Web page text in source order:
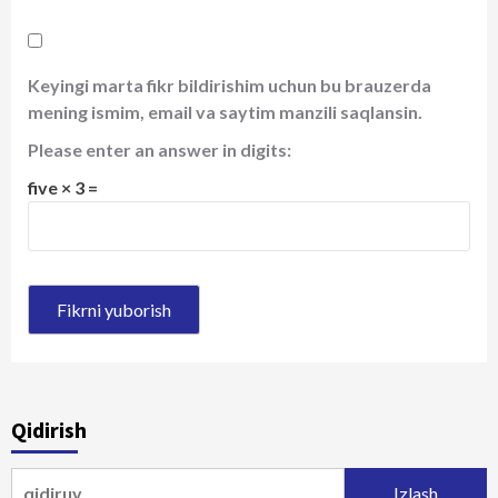
Keyingi marta fikr bildirishim uchun bu brauzerda
mening ismim, email va saytim manzili saqlansin.
Please enter an answer in digits:
five × 3 =
Qidirish